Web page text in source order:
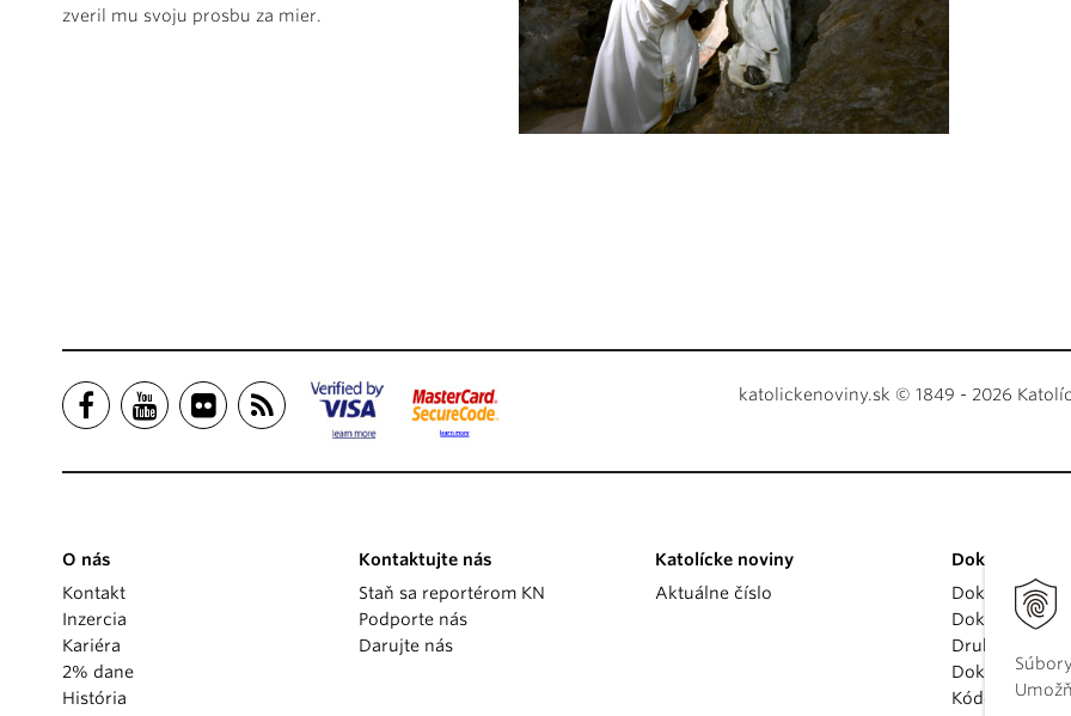
zveril mu svoju prosbu za mier.
katolickenoviny.sk © 1849 - 2026
O nás
Kontakt
Inzercia
Kariéra
2% dane
História
Kontaktujte nás
Staň sa reportérom KN
Podporte nás
Darujte nás
Katolícke noviny
Aktuálne číslo
Dokumenty
Dokumenty
Dokumenty
Druhý
Dokumenty
Kódex